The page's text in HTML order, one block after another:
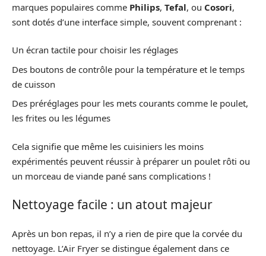
marques populaires comme Philips, Tefal, ou Cosori,
sont dotés d’une interface simple, souvent comprenant :
Un écran tactile pour choisir les réglages
Des boutons de contrôle pour la température et le temps
de cuisson
Des préréglages pour les mets courants comme le poulet,
les frites ou les légumes
Cela signifie que même les cuisiniers les moins
expérimentés peuvent réussir à préparer un poulet rôti ou
un morceau de viande pané sans complications !
Nettoyage facile : un atout majeur
Après un bon repas, il n’y a rien de pire que la corvée du
nettoyage. L’Air Fryer se distingue également dans ce